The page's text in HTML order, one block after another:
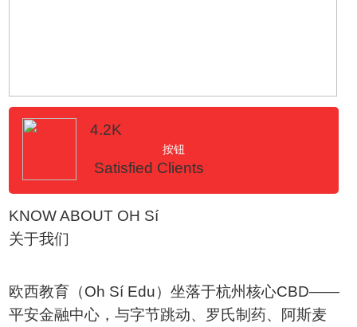
欧西教育（Oh Sí Edu）坐落于杭州核心CBD——
平安金融中心，与字节跳动、罗氏制药、阿斯麦
关于我们
KNOW ABOUT OH Sí
Satisfied Clients
4.2K
按钮